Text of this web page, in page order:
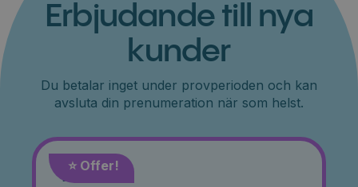
Erbjudande till nya
kunder
Du betalar inget under provperioden och kan
avsluta din prenumeration när som helst.
⭐️ Offer!
Månad